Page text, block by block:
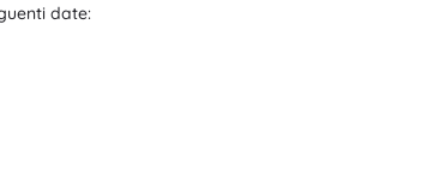
date: